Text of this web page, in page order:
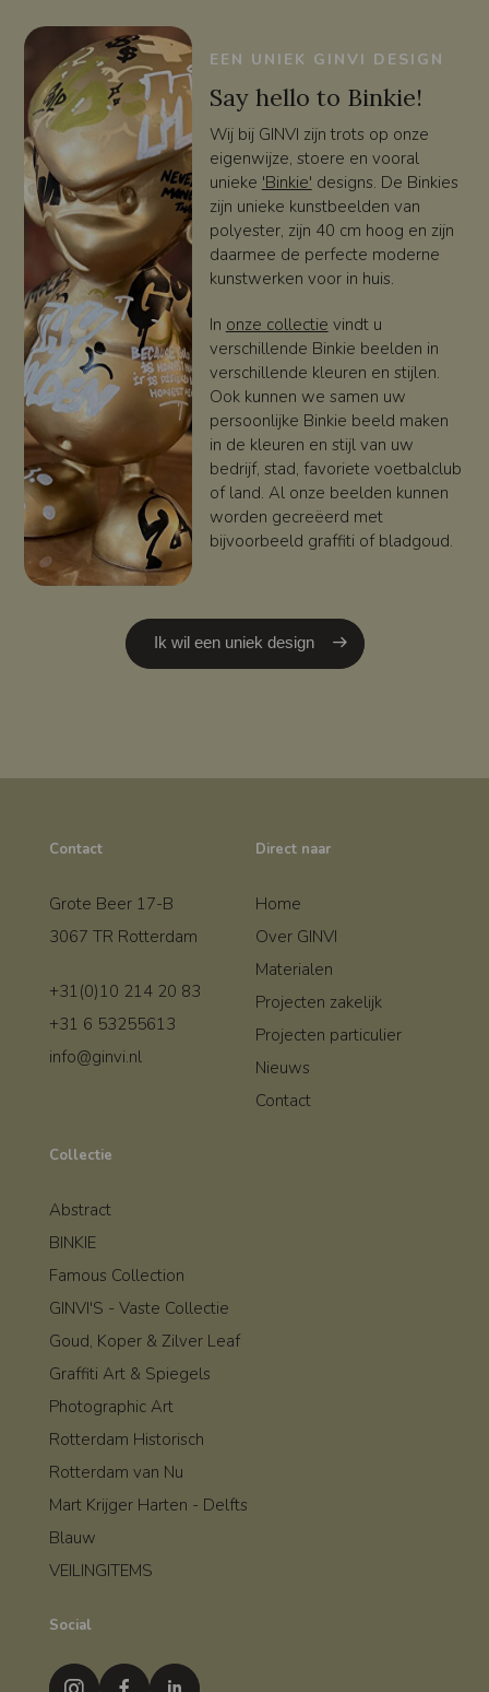
EEN UNIEK GINVI DESIGN
Say hello to Binkie!
Wij bij GINVI zijn trots op onze
eigenwijze, stoere en vooral
unieke 'Binkie' designs. De Binkies
zijn unieke kunstbeelden van
polyester, zijn 40 cm hoog en zijn
daarmee de perfecte moderne
kunstwerken voor in huis.
In onze collectie vindt u
verschillende Binkie beelden in
verschillende kleuren en stijlen.
Ook kunnen we samen uw
persoonlijke Binkie beeld maken
in de kleuren en stijl van uw
bedrijf, stad, favoriete voetbalclub
of land. Al onze beelden kunnen
worden gecreëerd met
bijvoorbeeld graffiti of bladgoud.
Ik wil een uniek design
Contact
Grote Beer 17-B
3067 TR Rotterdam
+31(0)10 214 20 83
+31 6 53255613
info@ginvi.nl
Direct naar
Home
Over GINVI
Materialen
Projecten zakelijk
Projecten particulier
Nieuws
Contact
Collectie
Abstract
BINKIE
Famous Collection
GINVI'S - Vaste Collectie
Goud, Koper & Zilver Leaf
Graffiti Art & Spiegels
Photographic Art
Rotterdam Historisch
Rotterdam van Nu
Mart Krijger Harten - Delfts
Blauw
VEILINGITEMS
Social